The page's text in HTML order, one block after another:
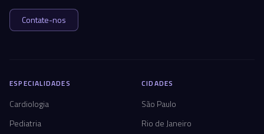
Contate-nos
ESPECIALIDADES
Cardiologia
Pediatria
CIDADES
São Paulo
Rio de Janeiro